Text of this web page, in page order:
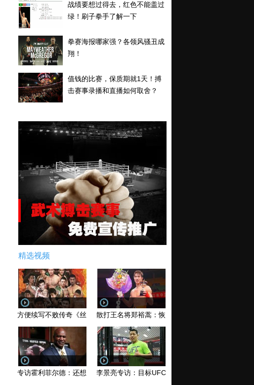
战绩要想过得去，红色不能盖过
绿！刷子拳手了解一下
拳赛海报哪家强？各领风骚丑成
翔！
值钱的比赛，保质期就1天！搏
击赛事录播和直播如何取舍？
精选视频
方便续写不败传奇《丝路英雄》太原站全场视频
散打王名将郑裕蒿：恢复训练 有望回归擂台
专访霍利菲尔德：还想再和泰森干一架！李景亮专访：目标UFC金腰带 不做打酱油